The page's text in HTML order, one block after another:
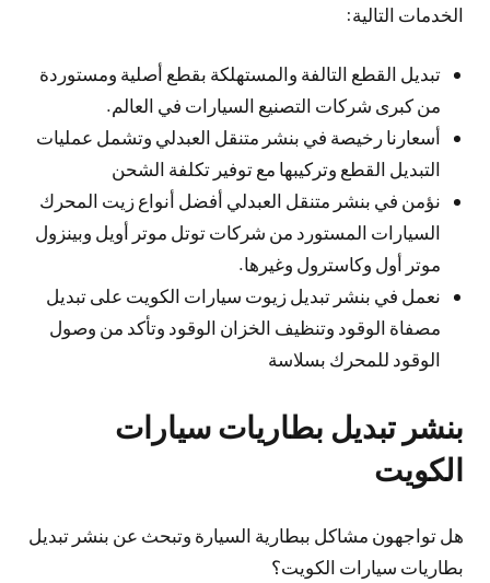
الخدمات التالية:
تبديل القطع التالفة والمستهلكة بقطع أصلية ومستوردة
من كبرى شركات التصنيع السيارات في العالم.
أسعارنا رخيصة في بنشر متنقل العبدلي وتشمل عمليات
التبديل القطع وتركيبها مع توفير تكلفة الشحن
نؤمن في بنشر متنقل العبدلي أفضل أنواع زيت المحرك
السيارات المستورد من شركات توتل موتر أويل وبينزول
موتر أول وكاسترول وغيرها.
نعمل في بنشر تبديل زيوت سيارات الكويت على تبديل
مصفاة الوقود وتنظيف الخزان الوقود وتأكد من وصول
الوقود للمحرك بسلاسة
بنشر تبديل بطاريات سيارات
الكويت
هل تواجهون مشاكل ببطارية السيارة وتبحث عن بنشر تبديل
بطاريات سيارات الكويت؟